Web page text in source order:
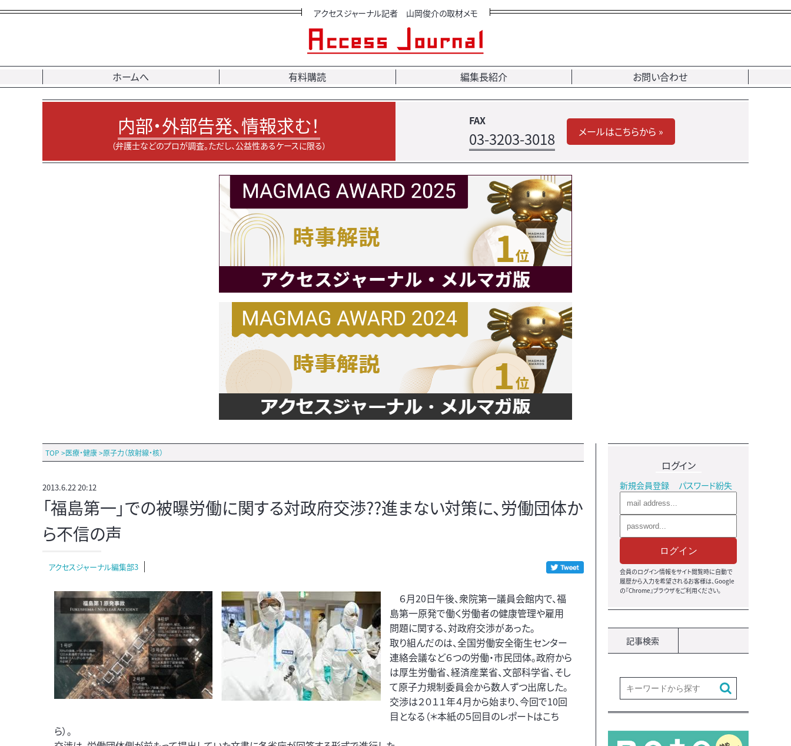
アクセスジャーナル記者 山岡俊介の取材メモ
ホームへ 有料購読 編集長紹介 お問い合わせ
内部・外部告発、情報求む！
（弁護士などのプロが調査。ただし、公益性あるケースに限る）
FAX
03-3203-3018 メールはこちらから »
TOP >医療・健康>原子力（放射線・核）
2013.6.22 20:12
「福島第一」での被曝労働に関する対政府交渉??進まない対策に、労働団体か
ら不信の声
アクセスジャーナル編集部3
６月20日午後、衆院第一議員会館内で、福
島第一原発で働く労働者の健康管理や雇用
問題に関する、対政府交渉があった。
取り組んだのは、全国労働安全衛生センター
連絡会議など６つの労働・市民団体。政府から
は厚生労働省、経済産業省、文部科学省、そし
て原子力規制委員会から数人ずつ出席した。
交渉は２０１１年４月から始まり、今回で10回
目となる（＊本紙の５回目のレポートはこち
ら）。
ログイン
新規会員登録 パスワード紛失
ログイン
会員のログイン情報をサイト閲覧時に自動で
履歴から入力を希望されるお客様は、Google
の『Chrome』ブラウザをご利用ください。
記事検索